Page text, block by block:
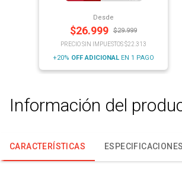
Desde
$26.999 $29.999
PRECIO SIN IMPUESTOS $22.313
+20% OFF ADICIONAL EN 1 PAGO
Información del
CARACTERÍSTICAS ESPECIFICACIONES